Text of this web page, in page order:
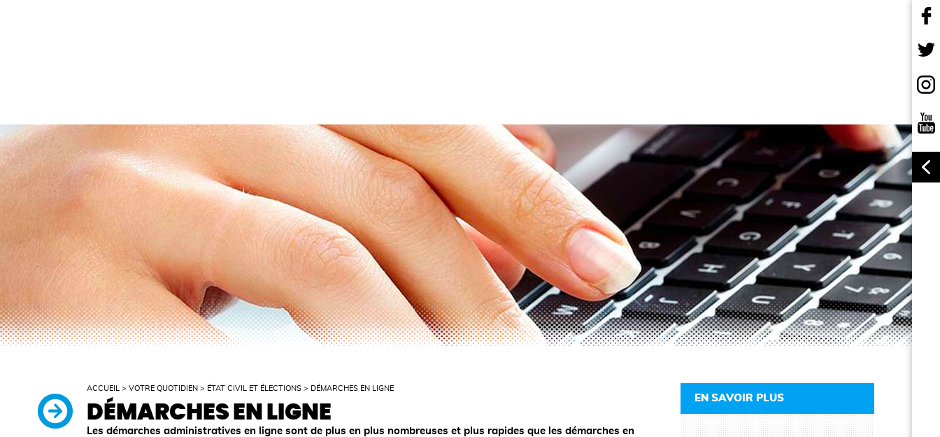
ACCUEIL >VOTRE QUOTIDIEN > ÉTAT CIVIL ET ÉLECTIONS > DÉMARCHES EN LIGNE
DÉMARCHES EN LIGNE
Les démarches administratives en ligne sont de plus en plus nombreuses et plus rapides que les démarches en
EN SAVOIR PLUS